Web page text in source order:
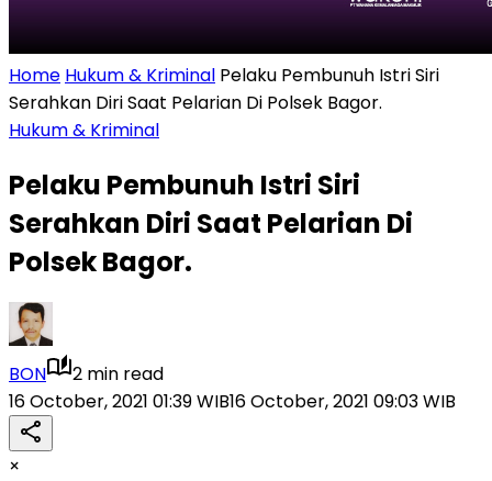
Home Hukum & Kriminal Pelaku Pembunuh Istri Siri
Serahkan Diri Saat Pelarian Di Polsek Bagor.
Hukum & Kriminal
Pelaku Pembunuh Istri Siri
Serahkan Diri Saat Pelarian Di
Polsek Bagor.
BON
2 min read
16 October, 2021 01:39 WIB16 October, 2021 09:03 WIB
×